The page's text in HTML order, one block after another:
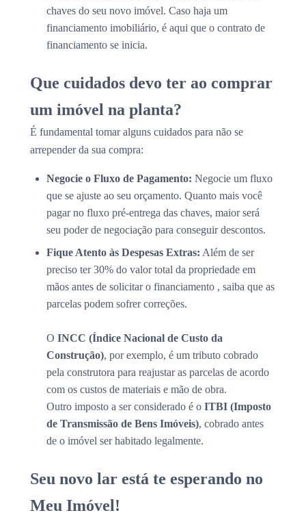
chaves do seu novo imóvel. Caso haja um
financiamento imobiliário, é aqui que o contrato de
financiamento se inicia.
Que cuidados devo ter ao comprar
um imóvel na planta?
É fundamental tomar alguns cuidados para não se
arrepender da sua compra:
Negocie o Fluxo de Pagamento: Negocie um fluxo
que se ajuste ao seu orçamento. Quanto mais você
pagar no fluxo pré-entrega das chaves, maior será
seu poder de negociação para conseguir descontos.
Fique Atento às Despesas Extras: Além de ser
preciso ter 30% do valor total da propriedade em
mãos antes de solicitar o financiamento , saiba que as
parcelas podem sofrer correções.
O INCC (Índice Nacional de Custo da
Construção), por exemplo, é um tributo cobrado
pela construtora para reajustar as parcelas de acordo
com os custos de materiais e mão de obra.
Outro imposto a ser considerado é o ITBI (Imposto
de Transmissão de Bens Imóveis), cobrado antes
de o imóvel ser habitado legalmente.
Seu novo lar está te esperando no
Meu Imóvel!